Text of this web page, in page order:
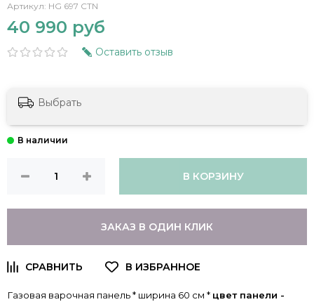
Артикул: HG 697 CTN
40 990 руб
Оставить отзыв
Выбрать
В КОРЗИНУ
ЗАКАЗ В ОДИН КЛИК
Газовая варочная панель * ширина 60 см * цвет панели -